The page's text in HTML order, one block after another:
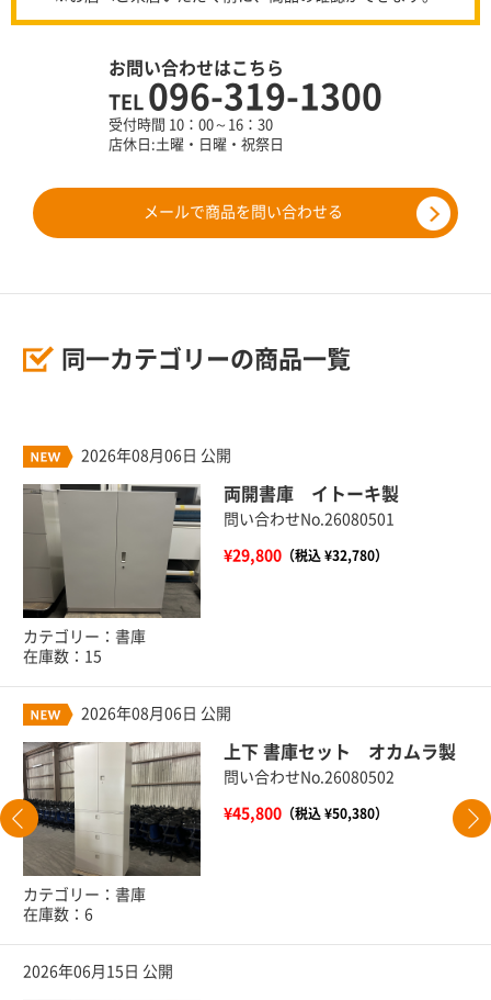
お問い合わせはこちら
TEL 096-319-1300
受付時間 10：00～16：30
店休日:土曜・日曜・祝祭日
メールで商品を問い合わせる
同一カテゴリーの商品一覧
2026年08月06日 公開
両開書庫 イトーキ製
問い合わせNo.26080501
¥29,800（税込 ¥32,780）
カテゴリー：書庫
在庫数：15
2026年08月06日 公開
上下 書庫セット オカムラ製
問い合わせNo.26080502
¥45,800（税込 ¥50,380）
カテゴリー：書庫
在庫数：6
2026年06月15日 公開